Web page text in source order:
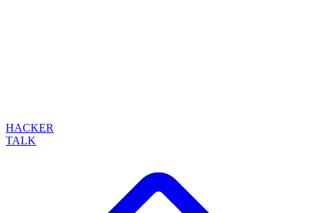
HACKER
TALK